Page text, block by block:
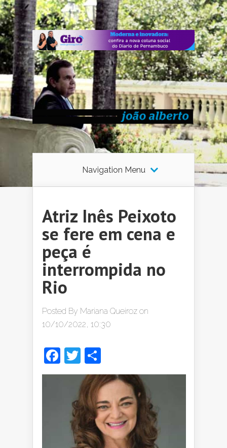
Navigation Menu
Atriz Inês Peixoto
se fere em cena e
peça é
interrompida no
Rio
Posted By Mariana Queiroz on
10/10/2022, 10:30
Facebook
Twitter